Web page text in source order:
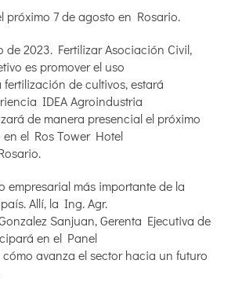
próximo 7 de agosto en Rosario.
de 2023. Fertilizar Asociación Civil,
es promover el uso
fertilización de cultivos, estará
IDEA Agroindustria
de manera presencial el próximo
en el Ros Tower Hotel
empresarial más importante de la
Allí, la Ing. Agr.
Sanjuan, Gerenta Ejecutiva de
en el Panel
avanza el sector hacia un futuro